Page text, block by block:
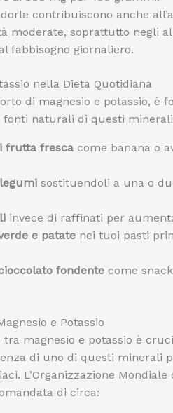
contribuiscono anche
moderate, soprattutto negli
fabbisogno giornaliero.
nella Dieta Quotidiana
di magnesio e potassio, è
fonti naturali di questi
frutta fresca come banana o
sostituendoli a una o
invece di raffinati per
e patate nei tuoi pasti
fondente come
e Potassio
magnesio e potassio è
di uno di questi minerali
L’Organizzazione Mondiale
di circa: